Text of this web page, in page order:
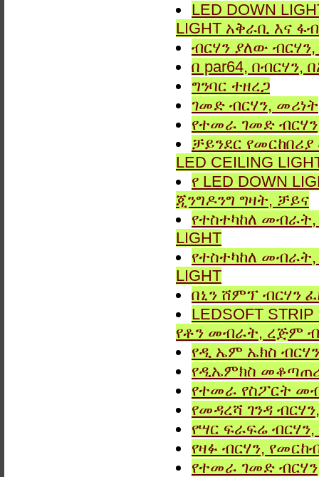
LED DOWN
LIGHT አቅራቢ እና
ብርሃን ያለው ብርሃን,
በ par64, በብርሃን,
ግንባር ​​ተዘረጋ
ገመድ ብርሃን, መሪነት
የተመራ ገመድ
ቻይንደር
LED CEILING
የ LED DOWN
ጂንግዶንግ ግዛት, ቻይና
የተስተካከለ መብራት,
LIGHT
የተስተካከለ መብራት,
LIGHT
በኒን ሸምፕ ብርሃን
LEDSOFT
የቶን መብራት, ረጅም
የዲ ኤም ኤክስ
የዲኤምክስ
የተመራ የስፖርት
የመዳረሻ ገንዳ
የሣር ፍራፍሬ
የዛፉ ብርሃን,
የተመራ ገመድ